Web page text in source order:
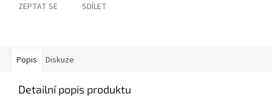
ZEPTAT SE SDÍLET
Popis Diskuze
Detailní popis produktu